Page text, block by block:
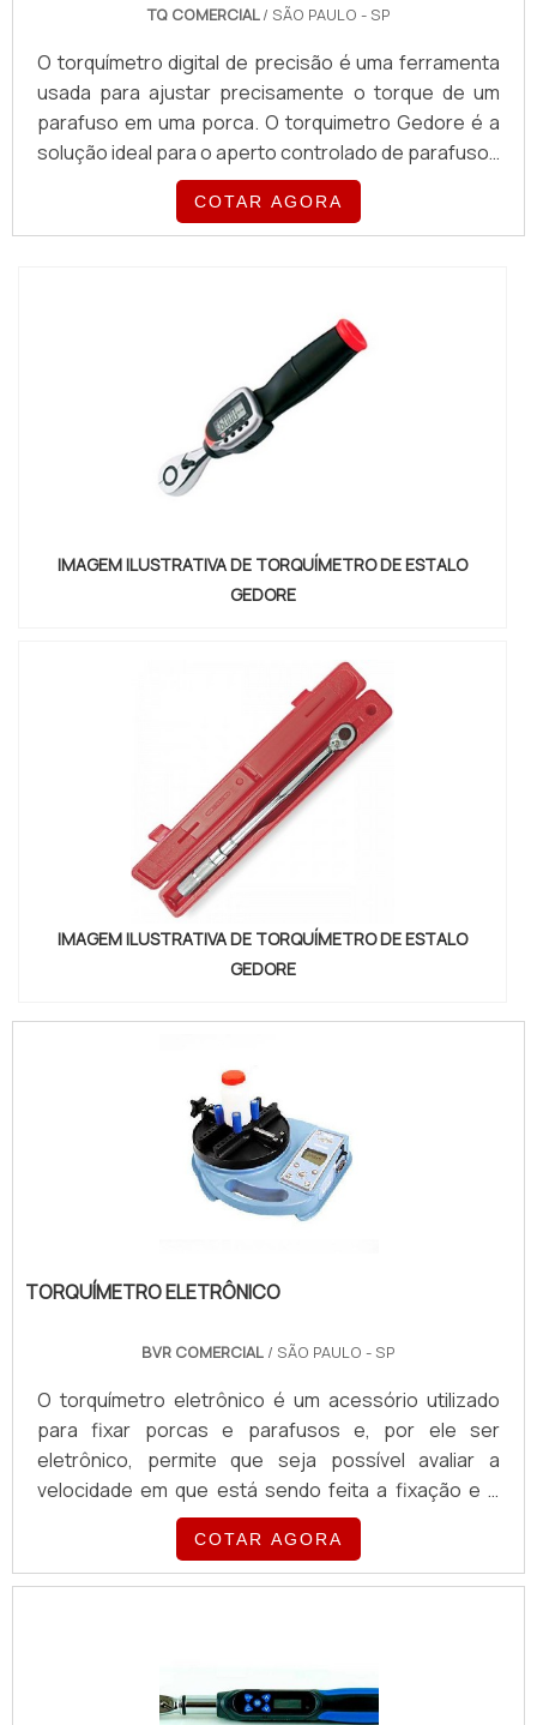
TQ COMERCIAL/ SÃO PAULO - SP
O torquímetro digital de precisão é uma ferramenta
usada para ajustar precisamente o torque de um
parafuso em uma porca. O torquimetro Gedore é a
solução ideal para o aperto controlado de parafusos
ou porcas em inúmeras áreas de aplicação. Robusto
e resistente, fabricado em liga de alumínio. Ativação
automática, ao acionar-se, emite sinal sonoro e tátil
COTAR AGORA
IMAGEM ILUSTRATIVA DE TORQUÍMETRO DE ESTALO
GEDORE
IMAGEM ILUSTRATIVA DE TORQUÍMETRO DE ESTALO
GEDORE
TORQUÍMETRO ELETRÔNICO
BVR COMERCIAL / SÃO PAULO - SP
O torquímetro eletrônico é um acessório utilizado
para fixar porcas e parafusos e, por ele ser
eletrônico, permite que seja possível avaliar a
velocidade em que está sendo feita a fixação e o
estabelecimento do limite para parar. A utilização
dos torquímetros eletrônicos é feita em diferentes
setores, pois proporciona diversos benefícios aos
INDUSTRIAISPor isso, o produto se torna muito
COTAR AGORA